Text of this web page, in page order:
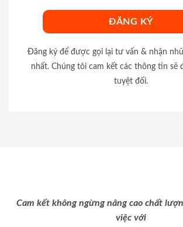
Đăng ký để được gọi lại tư vấn & nhận
nhất. Chúng tôi cam kết các thông tin sẽ
tuyệt đối.
Cam kết không ngừng nâng cao chất
việc với